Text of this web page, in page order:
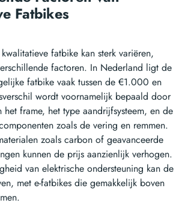
Fatbikes
fatbike kan sterk variëren,
factoren. In Nederland ligt de
fatbike vaak tussen de €1.000 en
wordt voornamelijk bepaald door
het frame, het type aandrijfsysteem, en de
zoals de vering en remmen.
zoals carbon of geavanceerde
kunnen de prijs aanzienlijk verhogen.
van elektrische ondersteuning kan de
met e-fatbikes die gemakkelijk boven